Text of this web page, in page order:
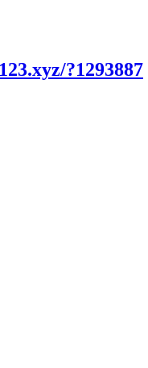
?1293887